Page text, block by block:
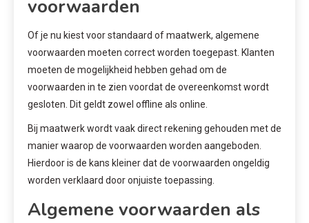
voorwaarden
Of je nu kiest voor standaard of maatwerk, algemene
voorwaarden moeten correct worden toegepast. Klanten
moeten de mogelijkheid hebben gehad om de
voorwaarden in te zien voordat de overeenkomst wordt
gesloten. Dit geldt zowel offline als online.
Bij maatwerk wordt vaak direct rekening gehouden met de
manier waarop de voorwaarden worden aangeboden.
Hierdoor is de kans kleiner dat de voorwaarden ongeldig
worden verklaard door onjuiste toepassing.
Algemene voorwaarden als